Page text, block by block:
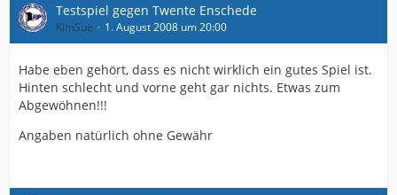
Testspiel gegen Twente Enschede
KimSue 1. August 2008 um 20:00
Habe eben gehört, dass es nicht wirklich ein gutes Spiel ist.
Hinten schlecht und vorne geht gar nichts. Etwas zum
Abgewöhnen!!!
Angaben natürlich ohne Gewähr